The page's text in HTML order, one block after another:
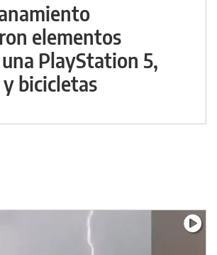
elementos
PlayStation 5,
bicicletas